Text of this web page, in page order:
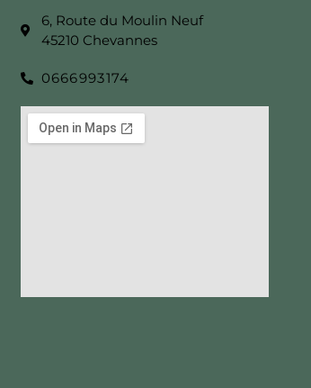
6, Route du Moulin Neuf
45210 Chevannes
0666993174